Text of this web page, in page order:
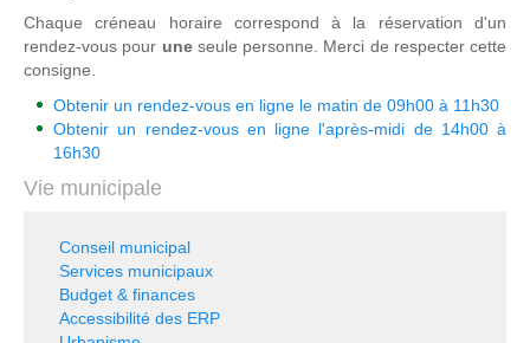
Chaque créneau horaire correspond à la réservation d'un
rendez-vous pour uneseule personne. Merci de respecter cette
consigne.
Obtenir un rendez-vous en ligne le matin de 09h00 à 11h30
Obtenir un rendez-vous en ligne l'après-midi de 14h00 à
16h30
Vie municipale
Conseil municipal
Services municipaux
Budget & finances
Accessibilité des ERP